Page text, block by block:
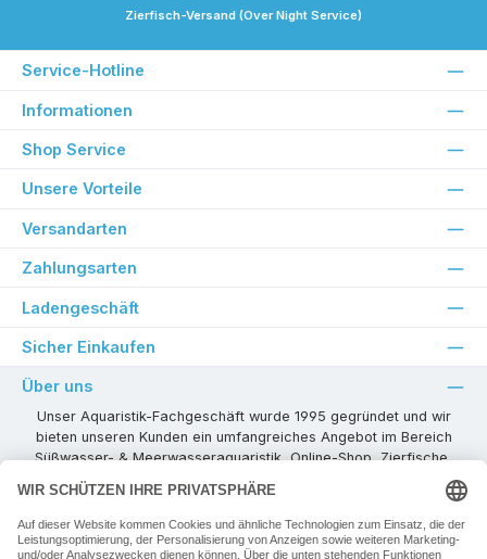
Zierfisch-Versand (Over Night Service)
Service-Hotline
Informationen
Shop Service
Unsere Vorteile
Versandarten
Zahlungsarten
Ladengeschäft
Sicher Einkaufen
Über uns
Unser Aquaristik-Fachgeschäft wurde 1995 gegründet und wir
bieten unseren Kunden ein umfangreiches Angebot im Bereich
Süßwasser- & Meerwasseraquaristik, Online-Shop, Zierfische,
Pflanzen, Aquarienkombinationen, Technikzubehör usw. ! Als
kompetenter Aquaristik-Fachhandelspartner stehen wir Ihnen für
alle Ihre Projekte und Einrichtungs- oder Besatzwünsche zur
Verfügung!